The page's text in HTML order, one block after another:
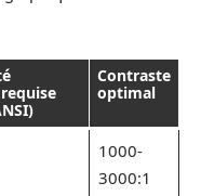
Contraste
optimal
1000-
3000:1